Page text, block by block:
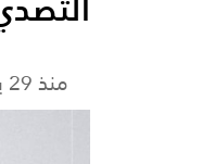
منذ 29 يومًا